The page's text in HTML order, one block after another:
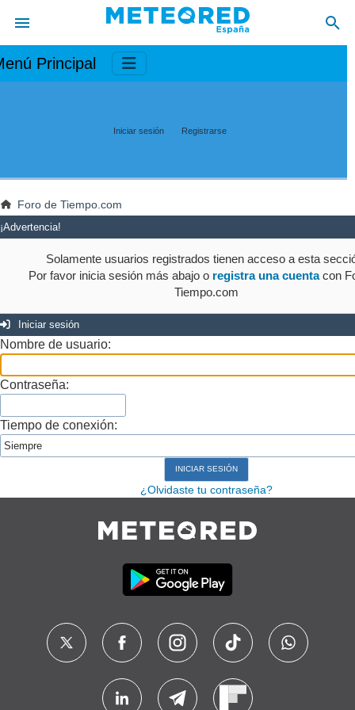
Principal
Iniciar sesión Registrarse
Foro de Tiempo.com
¡Advertencia!
Solamente usuarios registrados tienen acceso a esta
Por favor inicia sesión más abajo o registra una cuentacon
Tiempo.com
Iniciar sesión
Nombre de usuario:
Contraseña:
Tiempo de conexión:
¿Olvidaste tu contraseña?